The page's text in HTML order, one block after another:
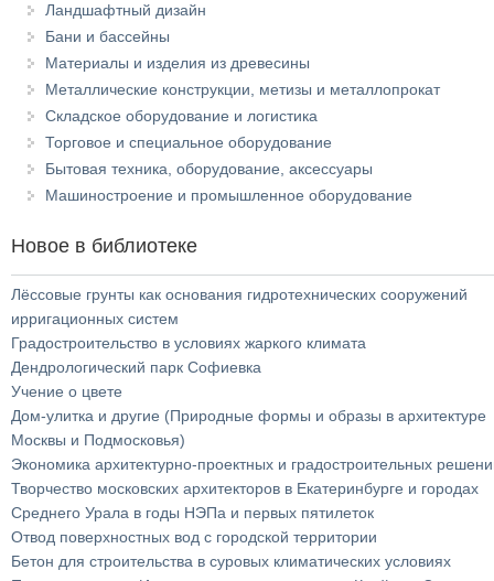
Ландшафтный дизайн
Бани и бассейны
Материалы и изделия из древесины
Металлические конструкции, метизы и металлопрокат
Складское оборудование и логистика
Торговое и специальное оборудование
Бытовая техника, оборудование, аксессуары
Машиностроение и промышленное оборудование
Новое в библиотеке
Лёссовые грунты как основания гидротехнических сооружений
ирригационных систем
Градостроительство в условиях жаркого климата
Дендрологический парк Софиевка
Учение о цвете
Дом-улитка и другие (Природные формы и образы в архитектуре
Москвы и Подмосковья)
Экономика архитектурно-проектных и градостроительных
Творчество московских архитекторов в Екатеринбурге и городах
Среднего Урала в годы НЭПа и первых пятилеток
Отвод поверхностных вод с городской территории
Бетон для строительства в суровых климатических условиях